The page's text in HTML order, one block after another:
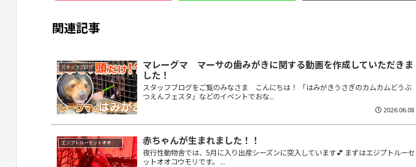
関連記事
スタッフブログ
マレーグマ マーサの歯みがきに関する動画を作成していただきま
した！
スタッフブログをご覧のみなさま こんにちは！ 「はみがきうさぎのカムカムどうぶ
つえんフェスタ」などのイベントでおな...
2026.06.08
エジプトルーセットオオコウモリ 赤ちゃんが生まれました！！
夜行性動物舎では、5月に入り出産シーズンに突入しています💕 まずはエジプトルーセ
ットオオコウモリです。 ...